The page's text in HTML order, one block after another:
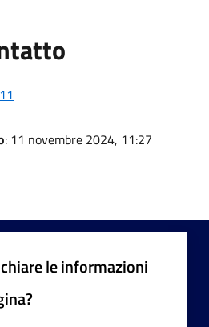
: 11 novembre 2024, 11:27
le informazioni